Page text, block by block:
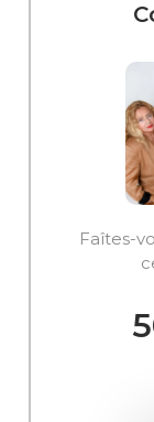
Faîtes-